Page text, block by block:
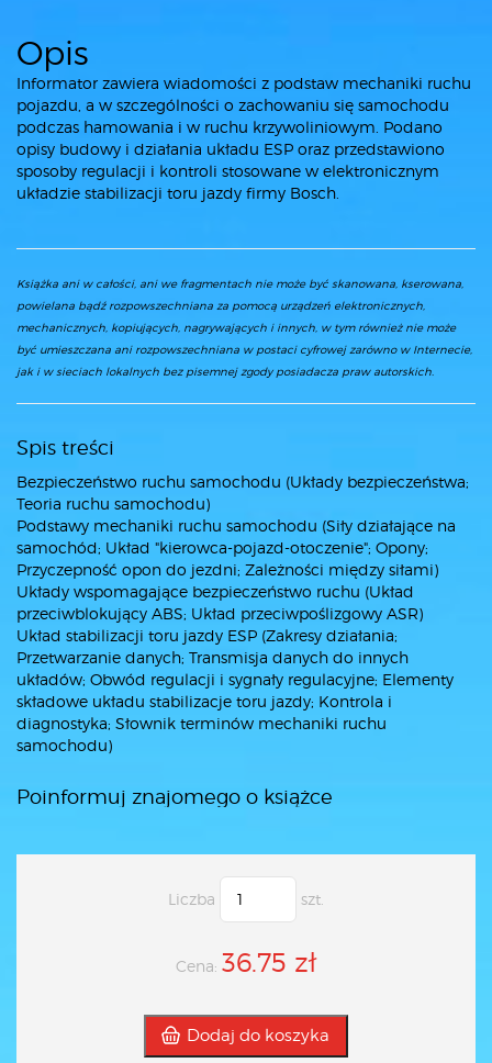
Opis
Informator zawiera wiadomości z podstaw mechaniki ruchu
pojazdu, a w szczególności o zachowaniu się samochodu
podczas hamowania i w ruchu krzywoliniowym. Podano
opisy budowy i działania układu ESP oraz przedstawiono
sposoby regulacji i kontroli stosowane w elektronicznym
układzie stabilizacji toru jazdy firmy Bosch.
Książka ani w całości, ani we fragmentach nie może być skanowana, kserowana,
powielana bądź rozpowszechniana za pomocą urządzeń elektronicznych,
mechanicznych, kopiujących, nagrywających i innych, w tym również nie może
być umieszczana ani rozpowszechniana w postaci cyfrowej zarówno w Internecie,
jak i w sieciach lokalnych bez pisemnej zgody posiadacza praw autorskich.
Spis treści
Bezpieczeństwo ruchu samochodu (Układy bezpieczeństwa;
Teoria ruchu samochodu)
Podstawy mechaniki ruchu samochodu (Siły działające na
samochód; Układ "kierowca-pojazd-otoczenie"; Opony;
Przyczepność opon do jezdni; Zależności między siłami)
Układy wspomagające bezpieczeństwo ruchu (Układ
przeciwblokujący ABS; Układ przeciwpoślizgowy ASR)
Układ stabilizacji toru jazdy ESP (Zakresy działania;
Przetwarzanie danych; Transmisja danych do innych
układów; Obwód regulacji i sygnały regulacyjne; Elementy
składowe układu stabilizacje toru jazdy; Kontrola i
diagnostyka; Słownik terminów mechaniki ruchu
samochodu)
Poinformuj znajomego o książce
Liczba szt.
Cena: 36.75 zł
Dodaj do koszyka